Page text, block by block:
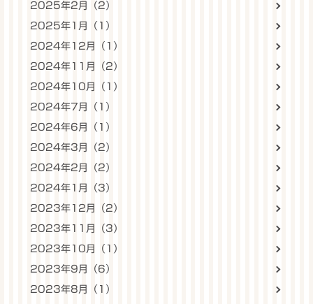
2025年2月（2）
2025年1月（1）
2024年12月（1）
2024年11月（2）
2024年10月（1）
2024年7月（1）
2024年6月（1）
2024年3月（2）
2024年2月（2）
2024年1月（3）
2023年12月（2）
2023年11月（3）
2023年10月（1）
2023年9月（6）
2023年8月（1）